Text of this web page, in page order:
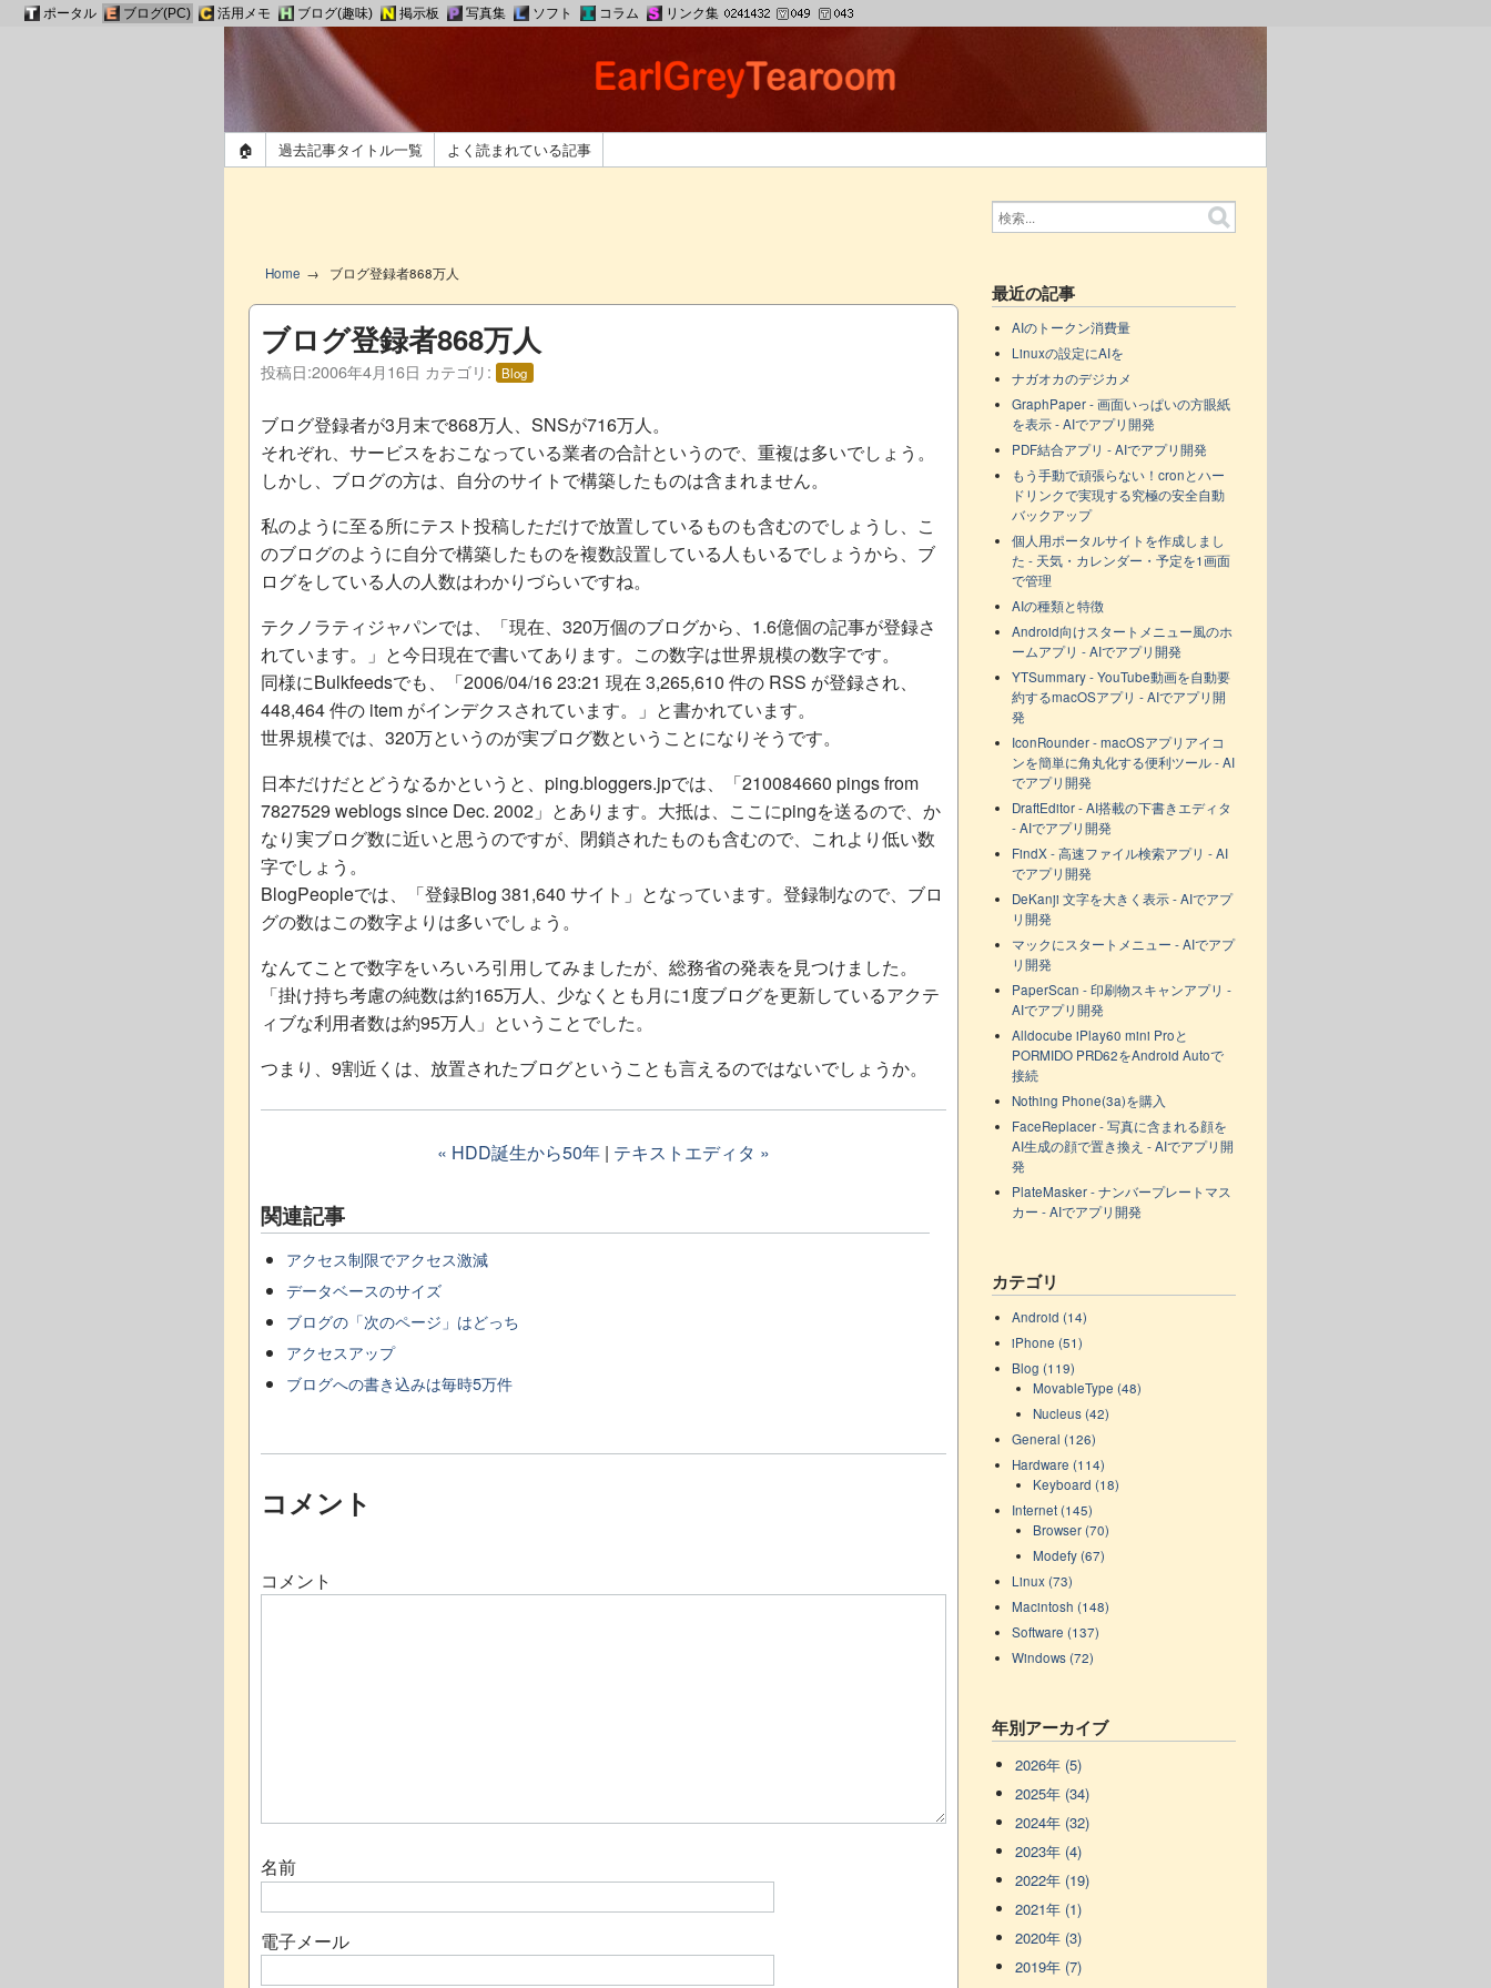
🏠 過去記事タイトル一覧 よく読まれている記事
Home ブログ登録者868万人
ブログ登録者868万人
投稿日:2006年4月16日 カテゴリ: Blog
ブログ登録者が3月末で868万人、SNSが716万人。
それぞれ、サービスをおこなっている業者の合計というので、重複は多いでしょう。
しかし、ブログの方は、自分のサイトで構築したものは含まれません。
私のように至る所にテスト投稿しただけで放置しているものも含むのでしょうし、こ
のブログのように自分で構築したものを複数設置している人もいるでしょうから、ブ
ログをしている人の人数はわかりづらいですね。
テクノラティジャパンでは、「現在、320万個のブログから、1.6億個の記事が登録さ
れています。」と今日現在で書いてあります。この数字は世界規模の数字です。
同様にBulkfeedsでも、「2006/04/16 23:21 現在 3,265,610 件の RSS が登録され、
448,464 件の item がインデクスされています。」と書かれています。
世界規模では、320万というのが実ブログ数ということになりそうです。
日本だけだとどうなるかというと、ping.bloggers.jpでは、「210084660 pings from
7827529 weblogs since Dec. 2002」とあります。大抵は、ここにpingを送るので、か
なり実ブログ数に近いと思うのですが、閉鎖されたものも含むので、これより低い数
字でしょう。
BlogPeopleでは、「登録Blog 381,640 サイト」となっています。登録制なので、ブロ
グの数はこの数字よりは多いでしょう。
なんてことで数字をいろいろ引用してみましたが、総務省の発表を見つけました。
「掛け持ち考慮の純数は約165万人、少なくとも月に1度ブログを更新しているアクテ
ィブな利用者数は約95万人」ということでした。
つまり、9割近くは、放置されたブログということも言えるのではないでしょうか。
« HDD誕生から50年| テキストエディタ »
関連記事
アクセス制限でアクセス激減
データベースのサイズ
ブログの「次のページ」はどっち
アクセスアップ
ブログへの書き込みは毎時5万件
コメント
コメント
名前
電子メール
最近の記事
AIのトークン消費量
Linuxの設定にAIを
ナガオカのデジカメ
GraphPaper - 画面いっぱいの方眼紙
を表示 - AIでアプリ開発
PDF結合アプリ - AIでアプリ開発
もう手動で頑張らない！cronとハー
ドリンクで実現する究極の安全自動
バックアップ
個人用ポータルサイトを作成しまし
た - 天気・カレンダー・予定を1画面
で管理
AIの種類と特徴
Android向けスタートメニュー風のホ
ームアプリ - AIでアプリ開発
YTSummary - YouTube動画を自動要
約するmacOSアプリ - AIでアプリ開
発
IconRounder - macOSアプリアイコ
ンを簡単に角丸化する便利ツール - AI
でアプリ開発
DraftEditor - AI搭載の下書きエディタ
- AIでアプリ開発
FindX - 高速ファイル検索アプリ - AI
でアプリ開発
DeKanji 文字を大きく表示 - AIでアプ
リ開発
マックにスタートメニュー - AIでアプ
リ開発
PaperScan - 印刷物スキャンアプリ -
AIでアプリ開発
Alldocube iPlay60 mini Proと
PORMIDO PRD62をAndroid Autoで
接続
Nothing Phone(3a)を購入
FaceReplacer - 写真に含まれる顔を
AI生成の顔で置き換え - AIでアプリ開
発
PlateMasker - ナンバープレートマス
カー - AIでアプリ開発
カテゴリ
Android (14)
iPhone (51)
Blog (119)
MovableType (48)
Nucleus (42)
General (126)
Hardware (114)
Keyboard (18)
Internet (145)
Browser (70)
Modefy (67)
Linux (73)
Macintosh (148)
Software (137)
Windows (72)
年別アーカイブ
2026年 (5)
2025年 (34)
2024年 (32)
2023年 (4)
2022年 (19)
2021年 (1)
2020年 (3)
2019年 (7)
ポータル ブログ(PC) 活用メモ ブログ(趣味) 掲示板 写真集 ソフト コラム リンク集